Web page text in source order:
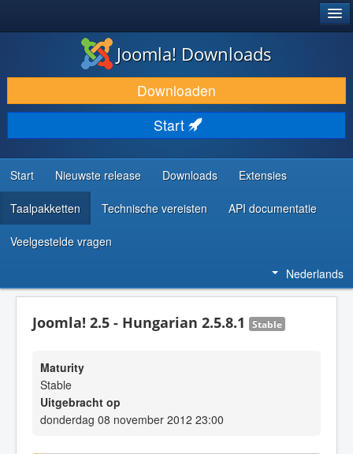
DOWNLOAD & BREID UIT
ONTDEK & LEER
COMMUNITY & ONDERSTEUNING
ONTWIKKELAARSBRONNEN
Joomla! Downloads
Downloaden
Start
Start Nieuwste release Downloads Extensies
Taalpakketten Technische vereisten API documentatie
Veelgestelde vragen
Nederlands
Joomla! 2.5 - Hungarian 2.5.8.1 Stable
Maturity
Stable
Uitgebracht op
donderdag 08 november 2012 23:00